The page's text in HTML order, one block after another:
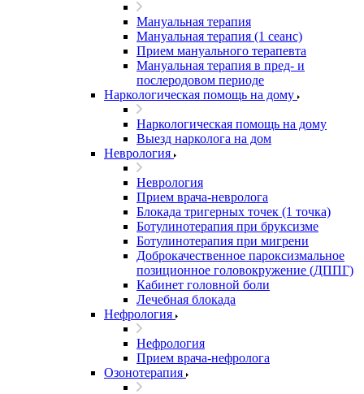
Мануальная терапия
Мануальная терапия (1 сеанс)
Прием мануального терапевта
Мануальная терапия в пред- и
послеродовом периоде
Наркологическая помощь на дому
Наркологическая помощь на дому
Выезд нарколога на дом
Неврология
Неврология
Прием врача-невролога
Блокада тригерных точек (1 точка)
Ботулинотерапия при бруксизме
Ботулинотерапия при мигрени
Доброкачественное пароксизмальное
позиционное головокружение (ДППГ)
Кабинет головной боли
Лечебная блокада
Нефрология
Нефрология
Прием врача-нефролога
Озонотерапия